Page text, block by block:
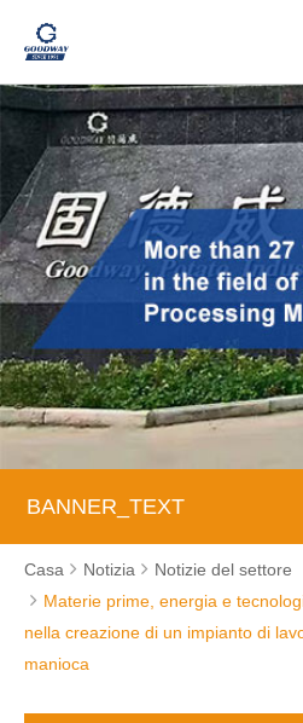
BANNER_TEXT
Casa Notizia
Notizie del settore
Materie prime, energia e
nella creazione di un impianto di
manioca